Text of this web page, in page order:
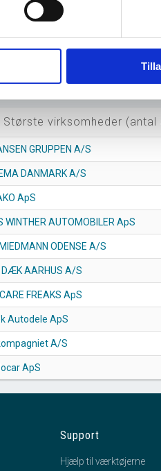
2022 2023 2024 2025 2026
Største virksomheder (antal
GRUPPEN A/S
DANMARK A/S
ApS
WINTHER AUTOMOBILER ApS
ODENSE A/S
AARHUS A/S
FREAKS ApS
Autodele ApS
A/S
ApS
Support
Hjælp til værktøjerne